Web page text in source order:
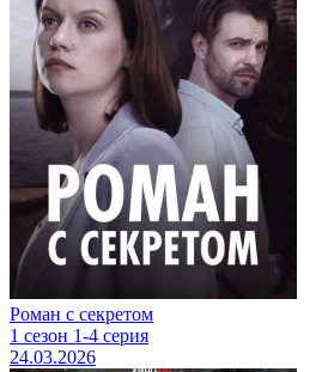
Роман с секретом
1 сезон 1-4 серия
24.03.2026